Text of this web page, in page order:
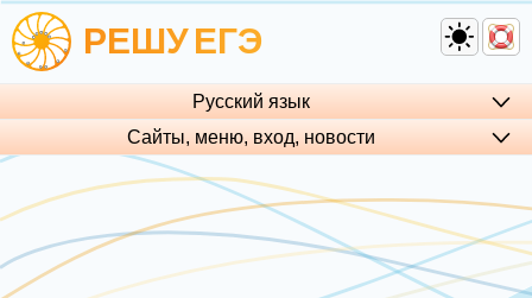
РЕШУЕГЭ
Русский язык
Сайты, меню, вход, но­во­сти